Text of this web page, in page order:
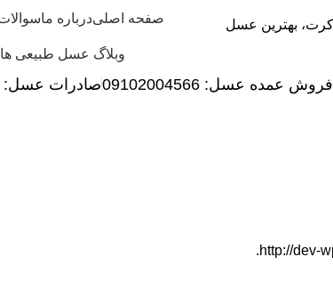
صفحه اصلیدرباره ما
وبلاگ عسل طبیعی
فروش عمده عسل: 09102004566صادرات عسل: